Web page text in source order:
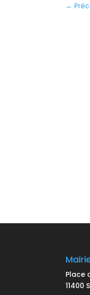
←
Place
11400